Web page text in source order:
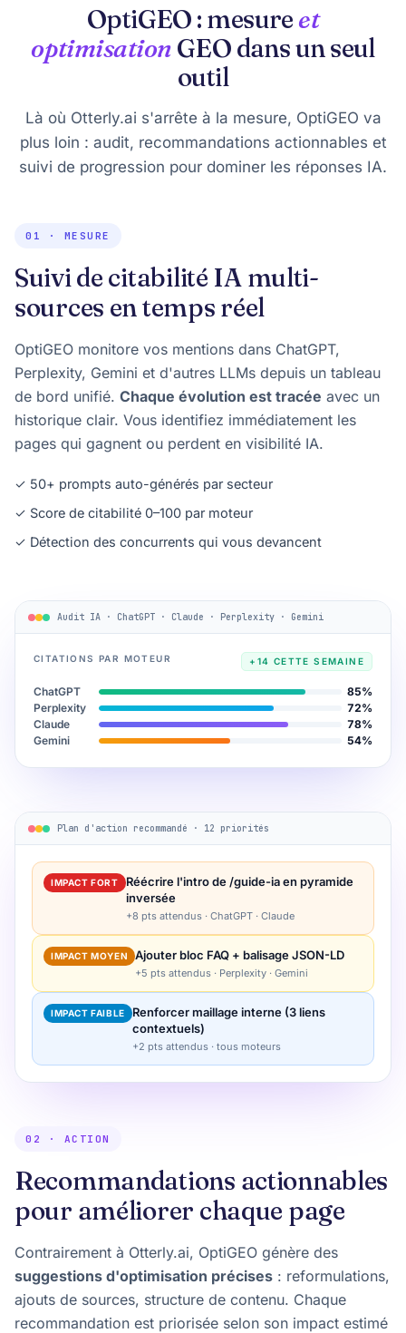
OptiGEO : mesure et
optimisation GEO dans un seul
outil
Là où Otterly.ai s'arrête à la mesure, OptiGEO va
plus loin : audit, recommandations actionnables et
suivi de progression pour dominer les réponses IA.
01 · MESURE
Suivi de citabilité IA multi-
sources en temps réel
OptiGEO monitore vos mentions dans ChatGPT,
Perplexity, Gemini et d'autres LLMs depuis un tableau
de bord unifié. Chaque évolution est tracée avec un
historique clair. Vous identifiez immédiatement les
pages qui gagnent ou perdent en visibilité IA.
✓ 50+ prompts auto-générés par secteur
✓ Score de citabilité 0–100 par moteur
✓ Détection des concurrents qui vous devancent
Audit IA · ChatGPT · Claude · Perplexity · Gemini
CITATIONS PAR MOTEUR +14 CETTE SEMAINE
ChatGPT
85%
Perplexity
72%
Claude
78%
Gemini
54%
Plan d'action recommandé · 12 priorités
IMPACT FORT
Réécrire l'intro de /guide-ia en pyramide
inversée
+8 pts attendus · ChatGPT · Claude
IMPACT MOYEN Ajouter bloc FAQ + balisage JSON-LD
+5 pts attendus · Perplexity · Gemini
IMPACT FAIBLE
Renforcer maillage interne (3 liens
contextuels)
+2 pts attendus · tous moteurs
02 · ACTION
Recommandations actionnables
pour améliorer chaque page
Contrairement à Otterly.ai, OptiGEO génère des
suggestions d'optimisation précises : reformulations,
ajouts de sources, structure de contenu. Chaque
recommandation est priorisée selon son impact estimé